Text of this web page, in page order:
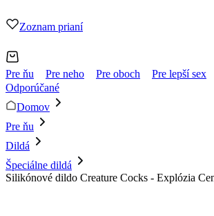
Zoznam prianí
Pre ňu Pre neho Pre oboch Pre lepší sex
Odporúčané
Domov
Pre ňu
Dildá
Špeciálne dildá
Silikónové dildo Creature Cocks - Explózia